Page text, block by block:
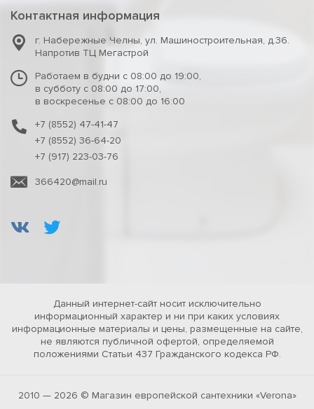
Контактная информация
г. Набережные Челны, ул. Машиностроительная, д.36.
Напротив ТЦ Мегастрой
Работаем в будни с 08:00 до 19:00,
в субботу с 08:00 до 17:00,
в воскресенье с 08:00 до 16:00
+7 (8552) 47-41-47
+7 (8552) 36-64-20
+7 (917) 223-03-76
366420@mail.ru
Данный интернет-сайт носит исключительно
информационный характер и ни при каких условиях
информационные материалы и цены, размещенные на сайте,
не являются публичной офертой, определяемой
положениями Статьи 437 Гражданского кодекса РФ.
2010 — 2026 © Магазин европейской сантехники «Verona»